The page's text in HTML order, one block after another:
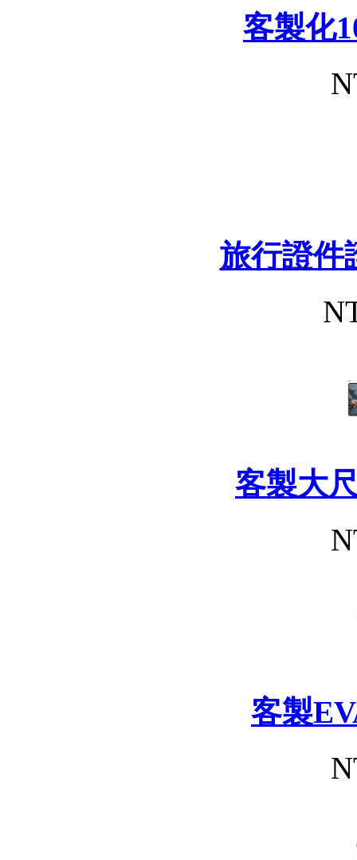
客製化
旅行證件
客製大
客製